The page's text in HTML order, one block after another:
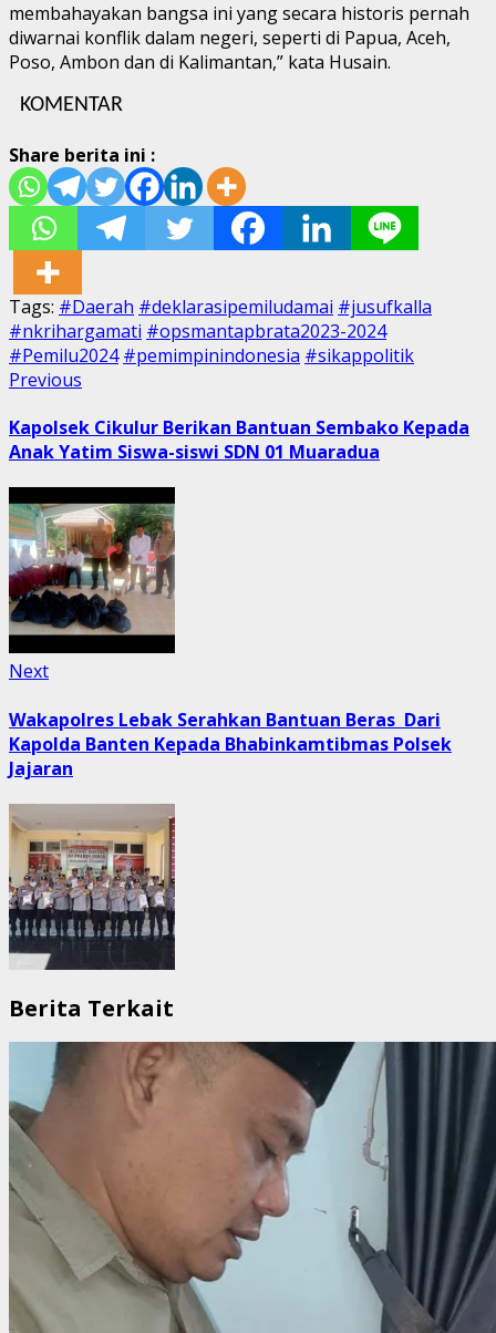
membahayakan bangsa ini yang secara historis pernah
diwarnai konflik dalam negeri, seperti di Papua, Aceh,
Poso, Ambon dan di Kalimantan,” kata Husain.
KOMENTAR
Share berita ini :
Tags: #Daerah #deklarasipemiludamai #jusufkalla
#nkrihargamati #opsmantapbrata2023-2024
#Pemilu2024 #pemimpinindonesia #sikappolitik
Post
navigation
Previous
Kapolsek Cikulur Berikan Bantuan Sembako Kepada
Anak Yatim Siswa-siswi SDN 01 Muaradua
NextNext
Wakapolres Lebak Serahkan Bantuan Beras Dari
Kapolda Banten Kepada Bhabinkamtibmas Polsek
Jajaran
Berita Terkait